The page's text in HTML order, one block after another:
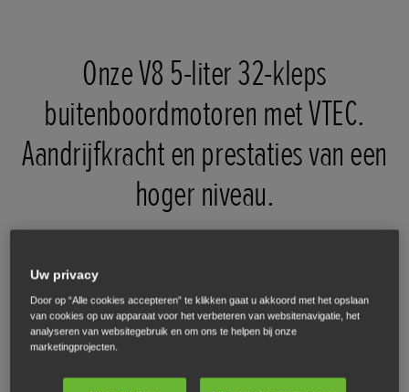
Onze V8 5-liter 32-kleps
buitenboordmotoren met VTEC.
Aandrijfkracht en prestaties van een
hoger niveau.
Regel de snelheid van de
boot met één druk op de
knop.
Automatische tilt
stalling of aanmeren
Uw privacy
Door op “Alle cookies accepteren” te klikken gaat u akkoord met het opslaan
van cookies op uw apparaat voor het verbeteren van websitenavigatie, het
analyseren van websitegebruik en om ons te helpen bij onze
marketingprojecten.